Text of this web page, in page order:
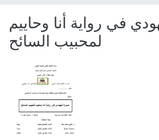
في رواية أنا وحاييم
لمحبيب السائح